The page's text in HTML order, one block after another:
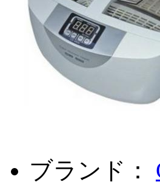
ブランド：